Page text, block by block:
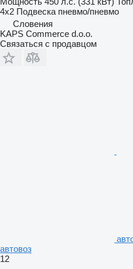
4x2 Подвеска пневмо/пневмо
Словения
KAPS Commerce d.o.o.
Связаться с продавцом
автовоз
12